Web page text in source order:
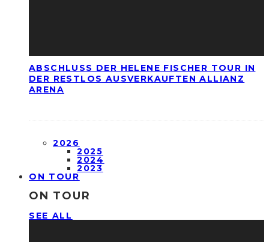
ABSCHLUSS DER HELENE FISCHER TOUR IN
DER RESTLOS AUSVERKAUFTEN ALLIANZ
ARENA
2026
2025
2024
2023
ON TOUR
ON TOUR
SEE ALL